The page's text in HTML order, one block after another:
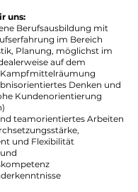
uns:
Berufsausbildung mit
im Bereich
Planung, möglichst im
auf dem
Kampfmittelräumung
Denken und
Kundenorientierung
teamorientiertes Arbeiten
und Flexibilität